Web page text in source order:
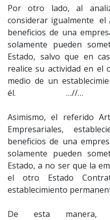
Por otro lado, al
considerar igualmente el
beneficios de una
solamente pueden
Estado, salvo que en
realice su actividad en el
medio de un
él. …//…
Asimismo, el referido
Empresariales,
beneficios de una
solamente pueden
Estado, a no ser que la
el otro Estado
establecimiento
De esta manera,